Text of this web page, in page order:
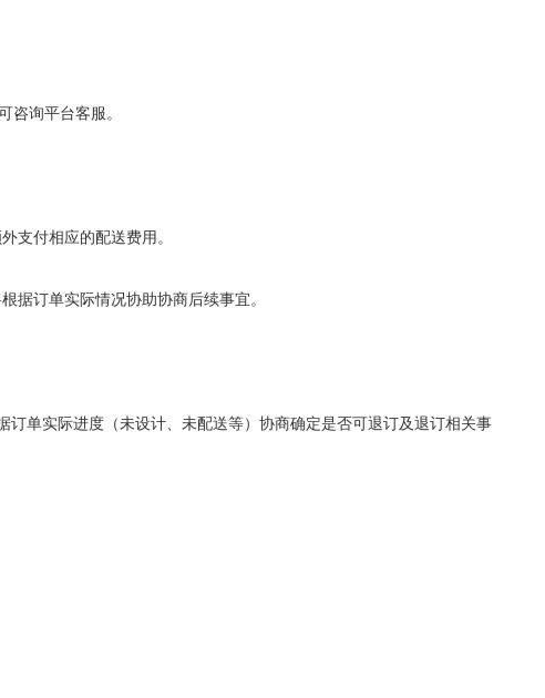
询平台客服。
支付相应的配送费用。
据订单实际情况协助协商后续事宜。
单实际进度（未设计、未配送等）协商确定是否可退订及退订相关事